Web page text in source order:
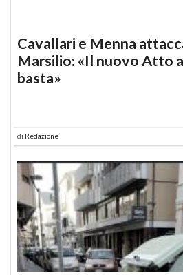
Cavallari e Menna
Marsilio: «Il nuovo Atto
basta»
di Redazione